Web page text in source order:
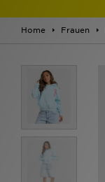
Home Frauen